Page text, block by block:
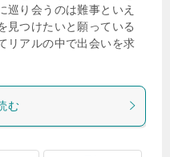
巡り会うのは難事といえ
見つけたいと願っている
リアルの中で出会いを求
む